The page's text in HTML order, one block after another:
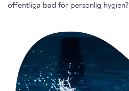
offentliga bad för personlig hygien?